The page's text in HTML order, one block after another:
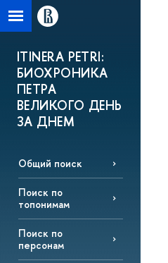
ITINERA PETRI:
БИОХРОНИКА
ПЕТРА
ВЕЛИКОГО ДЕНЬ
ЗА ДНЕМ
Общий поиск
Поиск по
топонимам
Поиск по
персонам